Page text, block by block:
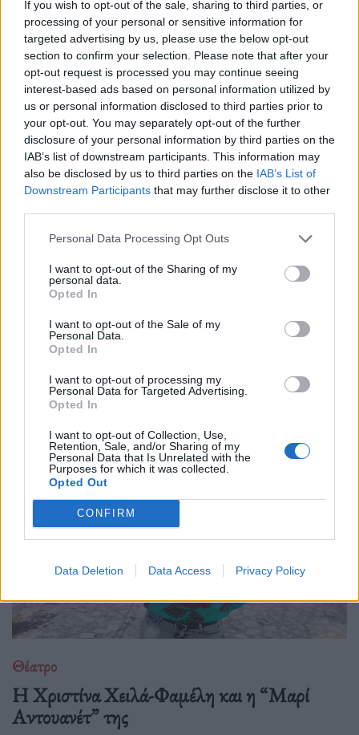
If you wish to opt-out of the sale, sharing to third parties, or
processing of your personal or sensitive information for
targeted advertising by us, please use the below opt-out
section to confirm your selection. Please note that after your
opt-out request is processed you may continue seeing
interest-based ads based on personal information utilized by
us or personal information disclosed to third parties prior to
your opt-out. You may separately opt-out of the further
disclosure of your personal information by third parties on the
IAB’s list of downstream participants. This information may
also be disclosed by us to third parties on the IAB’s List of
Downstream Participants that may further disclose it to other
Personal Data Processing Opt Outs
I want to opt-out of the Sharing of my
personal data.
Opted In
I want to opt-out of the Sale of my
Personal Data.
Opted In
I want to opt-out of processing my
Personal Data for Targeted Advertising.
Opted In
I want to opt-out of Collection, Use,
Retention, Sale, and/or Sharing of my
Personal Data that Is Unrelated with the
Purposes for which it was collected.
Opted Out
CONFIRM
Data Deletion Data Access Privacy Policy
σε παγίδα και το παράλογο σε καθρέφτη.
Θέατρο
Η Φένια Αποστόλου και το σκοτεινό
παραμύθι του “Αποτυπώματος”
10.12.25
σκοτεινό, ποιητικό χώρο όπου η γυναικεία εικόνα αποτινάσσει
τις παραμορφώσεις του χρόνου και ξαναβρίσκει τη φωνή της
μέσα από την κίνηση, τη σιωπή
Θέατρο
Η Χριστίνα Χειλά-Φαμέλη και η “Μαρί
Αντουανέτ” της